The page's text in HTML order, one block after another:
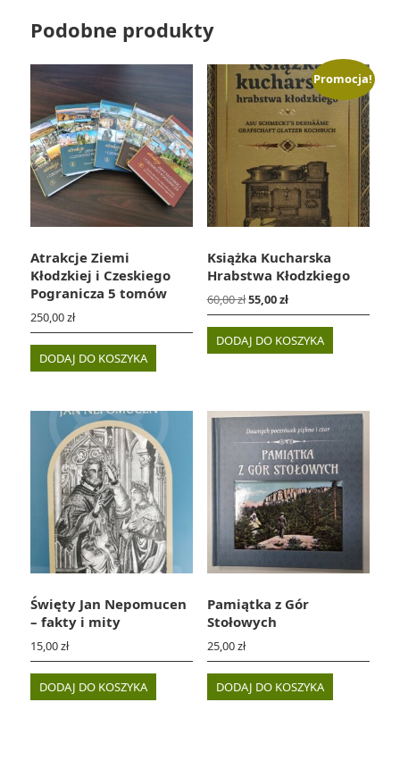
Podobne produkty
Atrakcje Ziemi
Kłodzkiej i Czeskiego
Pogranicza 5 tomów
250,00zł
DODAJ DO KOSZYKA
Promocja!
Książka Kucharska
Hrabstwa Kłodzkiego
60,00złPierwotna
cena
wynosiła:
60,00 zł.
55,00złAktualna
cena
wynosi:
55,00 zł.
DODAJ DO KOSZYKA
Święty Jan Nepomucen
– fakty i mity
15,00zł
DODAJ DO KOSZYKA
Pamiątka z Gór
Stołowych
25,00zł
DODAJ DO KOSZYKA